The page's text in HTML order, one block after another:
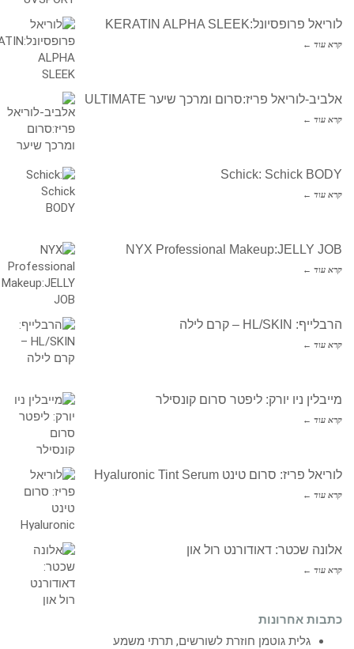
לוריאל פרופסיונל:KERATIN ALPHA SLEEK
קרא עוד ←
אלביב-לוריאל פריז:סרום ומרכך שיער ULTIMATE
קרא עוד ←
Schick: Schick BODY
קרא עוד ←
NYX Professional Makeup:JELLY JOB
קרא עוד ←
הרבלייף: HL/SKIN – קרם לילה
קרא עוד ←
מייבלין ניו יורק: ליפטר סרום קונסילר
קרא עוד ←
לוריאל פריז: סרום טינט Hyaluronic Tint Serum
קרא עוד ←
אלונה שכטר: דאודורנט רול און
קרא עוד ←
כתבות אחרונות
גלית גוטמן חוזרת לשורשים, תרתי משמע